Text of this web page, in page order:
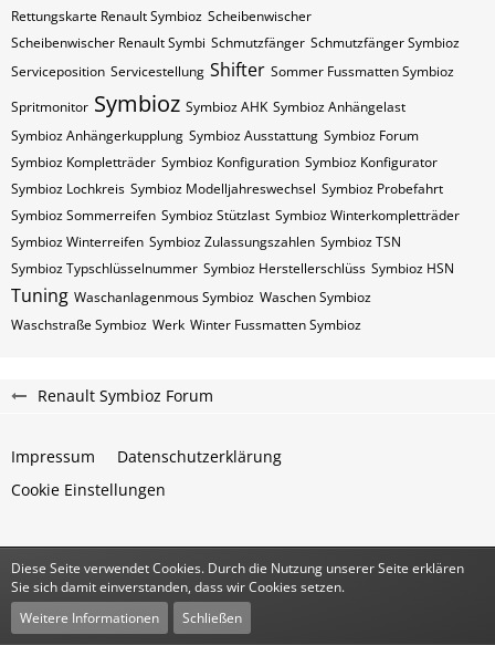
Rettungskarte Renault Symbioz Scheibenwischer
Scheibenwischer Renault​ Symbi Schmutzfänger Schmutzfänger Symbioz
Serviceposition Servicestellung Shifter Sommer Fussmatten Symbioz
Spritmonitor Symbioz Symbioz AHK Symbioz Anhängelast
Symbioz Anhängerkupplung Symbioz Ausstattung Symbioz Forum
Symbioz Kompletträder Symbioz Konfiguration Symbioz Konfigurator
Symbioz Lochkreis Symbioz Modelljahreswechsel Symbioz Probefahrt
Symbioz Sommerreifen Symbioz Stützlast Symbioz Winterkompletträder
Symbioz Winterreifen Symbioz Zulassungszahlen Symbioz​​​​ TSN
Symbioz​​​​ Typschlüsselnummer Symbioz​​​​​ Herstellerschlüss Symbioz​​​​​ HSN
Tuning Waschanlagenmous Symbioz Waschen Symbioz
Waschstraße Symbioz Werk Winter Fussmatten Symbioz
Renault Symbioz Forum
Impressum
Datenschutzerklärung
Cookie Einstellungen
Community-Software:WoltLab Suite™
Stil:Classicvon
Diese Seite verwendet Cookies. Durch die Nutzung unserer Seite erklären
Sie sich damit einverstanden, dass wir Cookies setzen.
Weitere Informationen
Schließen